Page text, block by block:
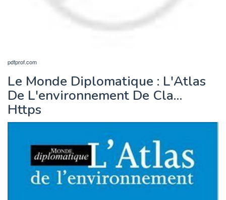
pdfprof.com
Le Monde Diplomatique : L'Atlas
De L'environnement De Cla…
Https